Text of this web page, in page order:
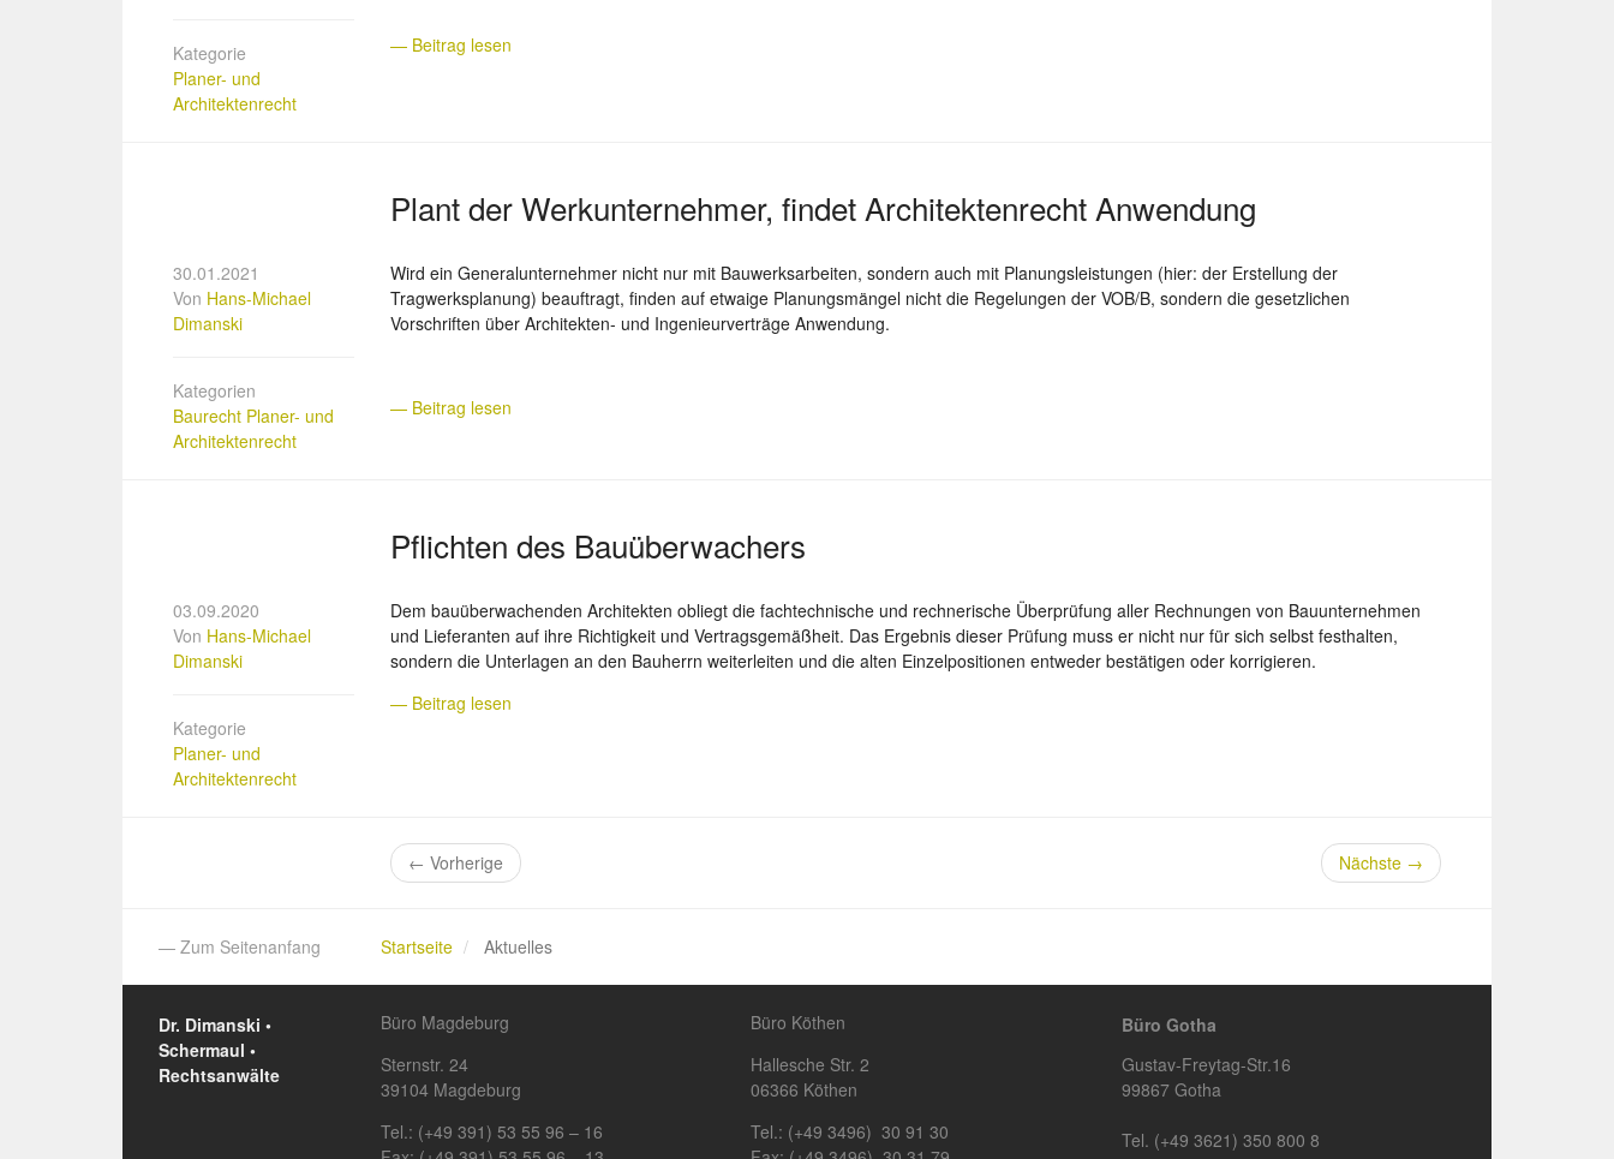
Kategorie
Planer- und
Architektenrecht
— Beitrag lesen
Plant der Werkunternehmer, findet Architektenrecht Anwendung
30.01.2021
Von Hans-Michael
Dimanski
Kategorien
Baurecht Planer- und
Architektenrecht
Wird ein Generalunternehmer nicht nur mit Bauwerksarbeiten, sondern auch mit Planungsleistungen (hier: der Erstellung der
Tragwerksplanung) beauftragt, finden auf etwaige Planungsmängel nicht die Regelungen der VOB/B, sondern die gesetzlichen
Vorschriften über Architekten- und Ingenieurverträge Anwendung.
— Beitrag lesen
Pflichten des Bauüberwachers
03.09.2020
Von Hans-Michael
Dimanski
Kategorie
Planer- und
Architektenrecht
Dem bauüberwachenden Architekten obliegt die fachtechnische und rechnerische Überprüfung aller Rechnungen von Bauunternehmen
und Lieferanten auf ihre Richtigkeit und Vertragsgemäßheit. Das Ergebnis dieser Prüfung muss er nicht nur für sich selbst festhalten,
sondern die Unterlagen an den Bauherrn weiterleiten und die alten Einzelpositionen entweder bestätigen oder korrigieren.
— Beitrag lesen
← Vorherige Nächste →
— Zum Seitenanfang Startseite Aktuelles
Dr. Dimanski •
Schermaul •
Rechtsanwälte
Büro Magdeburg
Sternstr. 24
39104 Magdeburg
Tel.: (+49 391) 53 55 96 – 16
Büro Köthen
Hallesche Str. 2
06366 Köthen
Tel.: (+49 3496) 30 91 30
Büro Gotha
Gustav-Freytag-Str.16
99867 Gotha
Tel. (+49 3621) 350 800 8